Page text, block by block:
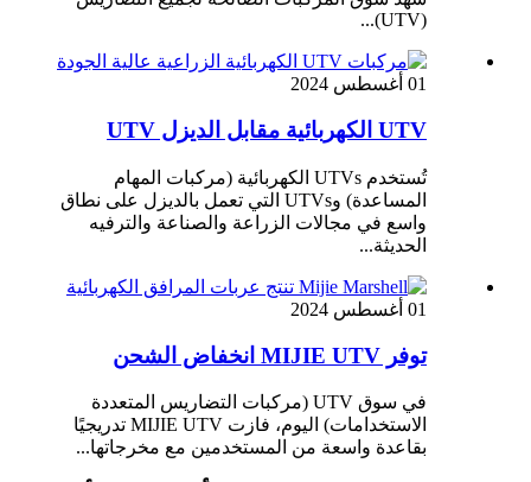
(UTV)...
01 أغسطس 2024
UTV الكهربائية مقابل الديزل UTV
تُستخدم UTVs الكهربائية (مركبات المهام
المساعدة) وUTVs التي تعمل بالديزل على نطاق
واسع في مجالات الزراعة والصناعة والترفيه
الحديثة...
01 أغسطس 2024
توفر MIJIE UTV انخفاض الشحن
في سوق UTV (مركبات التضاريس المتعددة
الاستخدامات) اليوم، فازت MIJIE UTV تدريجيًا
بقاعدة واسعة من المستخدمين مع مخرجاتها...